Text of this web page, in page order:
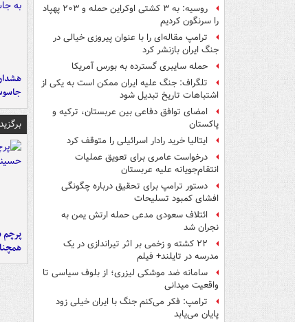
روسیه: به ۳ کشتی اوکراین حمله و ۲۰۳ پهپاد
را سرنگون کردیم
ترامپ مقاله‌ای را با عنوان پیروزی خیالی در
جنگ ایران بازنشر کرد
حمله سایبری گسترده به بورس آمریکا
تلگراف: جنگ علیه ایران ممکن است به یکی از
اشتباهات تاریخ تبدیل شود
امضای توافق دفاعی بین عربستان، ترکیه و
پاکستان
ایتالیا خرید رادار اسرائیلی را متوقف کرد
درخواست عامری برای تعویق عملیات
انتقام‌جویانه علیه عربستان
دستور ترامپ برای تحقیق درباره چگونگی
افشای کمبود تسلیحات
ائتلاف سعودی مدعی حمله ارتش یمن به
نجران شد
۲۲ کشته و زخمی بر اثر تیراندازی در یک
مدرسه در تایلند+ فیلم
سامانه ضد موشکی لیزری؛ از بلوف سیاسی تا
واقعیت میدانی
ترامپ: فکر می‌کنم جنگ با ایران خیلی زود
پایان می‌یابد
پرچم